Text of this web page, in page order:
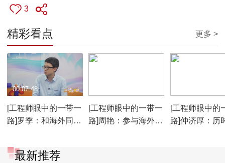
3
精彩看点 更多 >
[工程师眼中的一带一
路]罗季：和海外同事
00:07:48
[工程师眼中的一带一
路]周艳：参与海外援
[工程师眼中的
路]仲济厚：历
最新推荐